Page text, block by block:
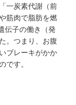
一炭素代謝（前
筋肉で脂肪を燃
伝子の働き（発
。つまり、お腹
ブレーキがかか
です。